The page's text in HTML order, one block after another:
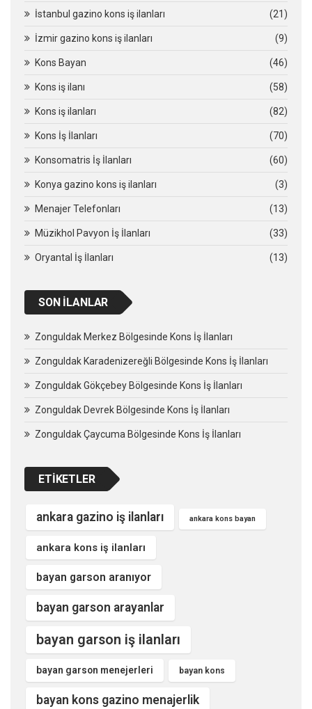
İstanbul gazino kons iş ilanları (21)
İzmir gazino kons iş ilanları (9)
Kons Bayan (46)
Kons iş ilanı (58)
Kons iş ilanları (82)
Kons İş İlanları (70)
Konsomatris İş İlanları (60)
Konya gazino kons iş ilanları (3)
Menajer Telefonları (13)
Müzikhol Pavyon İş İlanları (33)
Oryantal İş İlanları (13)
SON İLANLAR
Zonguldak Merkez Bölgesinde Kons İş İlanları
Zonguldak Karadenizereğli Bölgesinde Kons İş İlanları
Zonguldak Gökçebey Bölgesinde Kons İş İlanları
Zonguldak Devrek Bölgesinde Kons İş İlanları
Zonguldak Çaycuma Bölgesinde Kons İş İlanları
ETIKETLER
ankara gazino iş ilanları ankara kons bayan
ankara kons iş ilanları
bayan garson aranıyor
bayan garson arayanlar
bayan garson iş ilanları
bayan garson menejerleri bayan kons
bayan kons gazino menajerlik